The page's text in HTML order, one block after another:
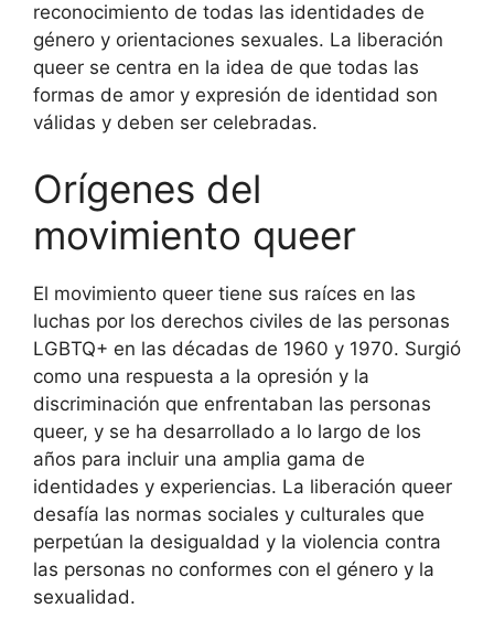
reconocimiento de todas las identidades de
género y orientaciones sexuales. La liberación
queer se centra en la idea de que todas las
formas de amor y expresión de identidad son
válidas y deben ser celebradas.
Orígenes del
movimiento queer
El movimiento queer tiene sus raíces en las
luchas por los derechos civiles de las personas
LGBTQ+ en las décadas de 1960 y 1970. Surgió
como una respuesta a la opresión y la
discriminación que enfrentaban las personas
queer, y se ha desarrollado a lo largo de los
años para incluir una amplia gama de
identidades y experiencias. La liberación queer
desafía las normas sociales y culturales que
perpetúan la desigualdad y la violencia contra
las personas no conformes con el género y la
sexualidad.